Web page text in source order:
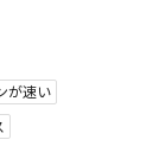
が速い